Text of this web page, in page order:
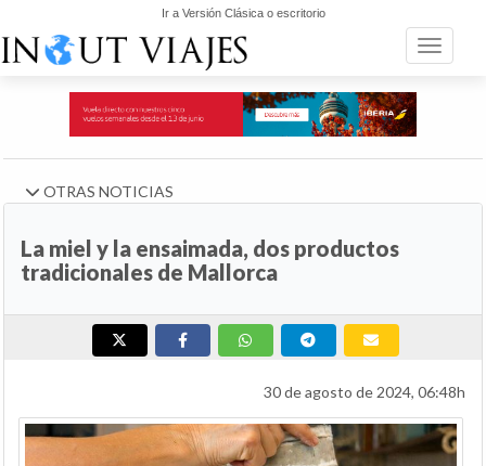
Ir a Versión Clásica o escritorio
Toggle
OTRAS NOTICIAS
La miel y la ensaimada, dos productos
tradicionales de Mallorca
30 de agosto de 2024, 06:48h